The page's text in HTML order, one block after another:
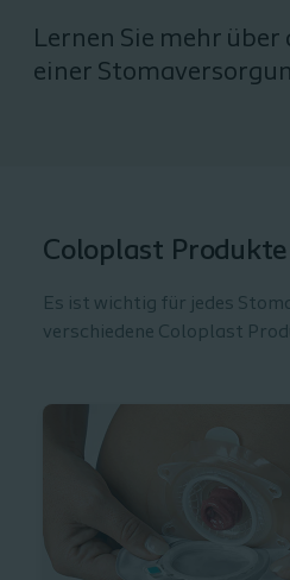
Lernen Sie mehr
einer
Coloplast
Es ist wichtig für jedes
verschiedene Coloplast